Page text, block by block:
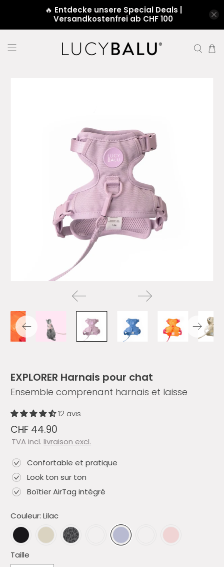
🔥 Entdecke unsere Special Deals |
Versandkostenfrei ab CHF 100
EXPLORER Harnais pour chat
Ensemble comprenant harnais et laisse
12 avis
CHF 44.90
TVA incl.livraison excl.
Confortable et pratique
Look ton sur ton
Boîtier AirTag intégré
Couleur:Lilac
Taille